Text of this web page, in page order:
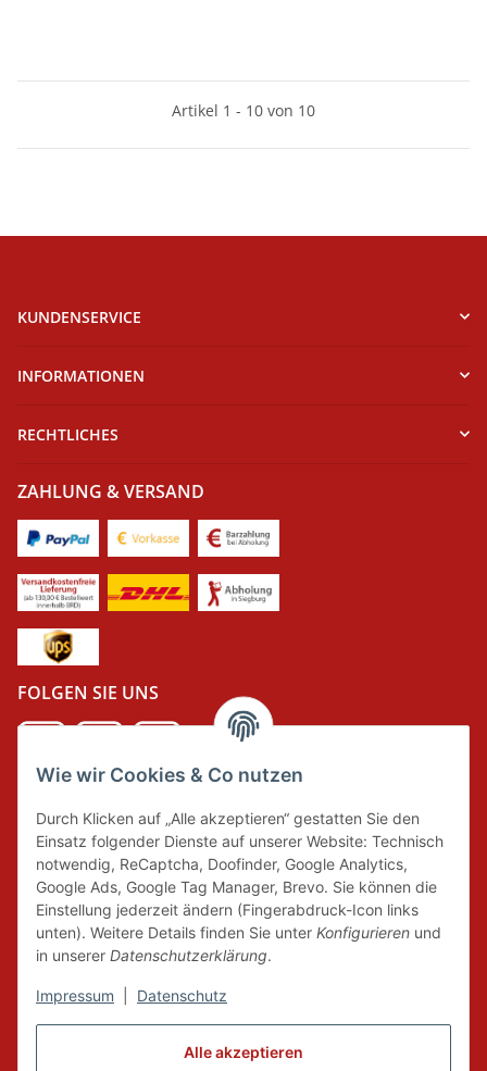
Alle akzeptieren
Wie wir Cookies & Co nutzen
Durch Klicken auf „Alle akzeptieren“ gestatten Sie den
Einsatz folgender Dienste auf unserer Website: Technisch
notwendig, ReCaptcha, Doofinder, Google Analytics,
Google Ads, Google Tag Manager, Brevo. Sie können die
Einstellung jederzeit ändern (Fingerabdruck-Icon links
unten). Weitere Details finden Sie unter Konfigurieren und
in unserer Datenschutzerklärung.
Impressum Datenschutz
Artikel 1 - 10 von 10
KUNDENSERVICE
INFORMATIONEN
RECHTLICHES
ZAHLUNG & VERSAND
FOLGEN SIE UNS
Wir tragen Verantwortung und erfüllen unsere
Pflichten zur Systembeteiligung nach dem
Verpackungsgesetz.
FAIRCOMMERCE
Wir sind seit 04.12.2015 Mitglied der Initiative